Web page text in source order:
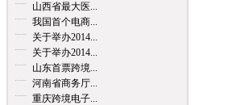
山西省最大医...
我国首个电商...
关于举办2014...
关于举办2014...
山东首票跨境...
河南省商务厅...
重庆跨境电子...